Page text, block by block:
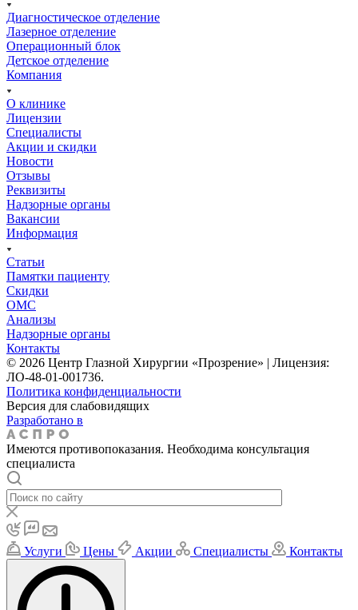
Диагностическое отделение
Лазерное отделение
Операционный блок
Детское отделение
Компания
О клинике
Лицензии
Специалисты
Акции и скидки
Новости
Отзывы
Реквизиты
Надзорные органы
Вакансии
Информация
Статьи
Памятки пациенту
Скидки
ОМС
Анализы
Надзорные органы
Контакты
© 2026 Центр Глазной Хирургии «Прозрение» | Лицензия:
ЛО-48-01-001736.
Политика конфиденциальности
Версия для слабовидящих
Разработано в
Имеются противопоказания. Необходима консультация
специалиста
Услуги Цены Акции Специалисты Контакты